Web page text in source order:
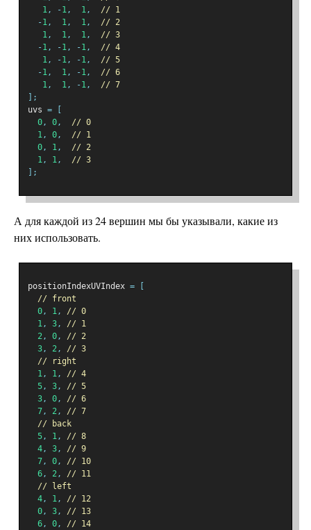
1, -1, 1,
// 1
-1, 1, 1,
// 2
1, 1, 1,
// 3
-1, -1, -1,
// 4
1, -1, -1,
// 5
-1, 1, -1,
// 6
1, 1, -1,
// 7
];
uvs =
0, 0,
// 0
1, 0,
// 1
0, 1,
// 2
1, 1,
// 3
];
А для каждой из 24 вершин мы бы указывали, какие из
них использовать.
positionIndexUVIndex =
// front
0, 1,
// 0
1, 3,
// 1
2, 0,
// 2
3, 2,
// 3
// right
1, 1,
// 4
5, 3,
// 5
3, 0,
// 6
7, 2,
// 7
// back
5, 1,
// 8
4, 3,
// 9
7, 0,
// 10
6, 2,
// 11
// left
4, 1,
// 12
0, 3,
// 13
6, 0,
// 14